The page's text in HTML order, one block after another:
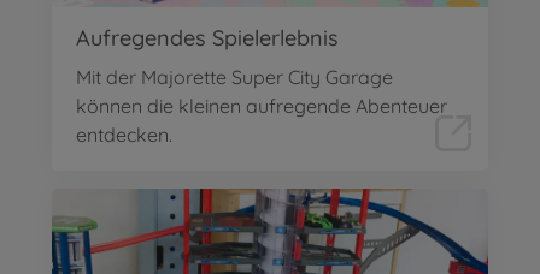
Aufregendes Spielerlebnis
Mit der Majorette Super City Garage
können die kleinen aufregende Abenteuer
entdecken.